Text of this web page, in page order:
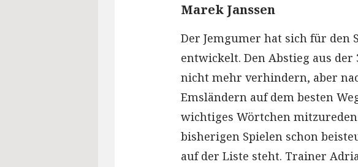
Marek Janssen
Der Jemgumer hat sich für den
entwickelt. Den Abstieg aus
nicht mehr verhindern, aber
Emsländern auf dem besten
wichtiges Wörtchen
bisherigen Spielen schon
auf der Liste steht. Trainer